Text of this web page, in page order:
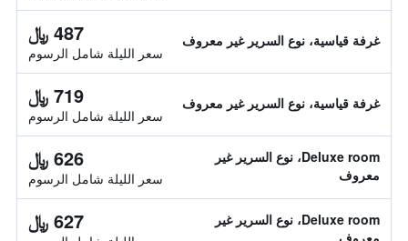
غرفة قياسية، نوع السرير غير معروف 487 ﷼
سعر الليلة شامل الرسوم
غرفة قياسية، نوع السرير غير معروف 719 ﷼
سعر الليلة شامل الرسوم
Deluxe room، نوع السرير غير
معروف
626 ﷼
سعر الليلة شامل الرسوم
Deluxe room، نوع السرير غير
معروف
627 ﷼